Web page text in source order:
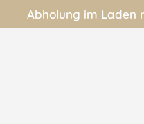
Abholung im Laden